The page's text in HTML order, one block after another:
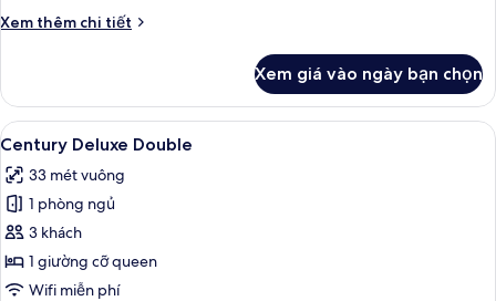
Double
Xem thêm chi tiết
Chi
Century
Deluxe
City
Double
(Breakfast
Xem giá vào ngày bạn chọn
Xem
tất
cả
ảnh
Century
Deluxe
Double
Century Deluxe Double | Minibar,
14
Century Deluxe Double
33 mét vuông
1 phòng ngủ
3 khách
1 giường cỡ queen
Wifi miễn phí